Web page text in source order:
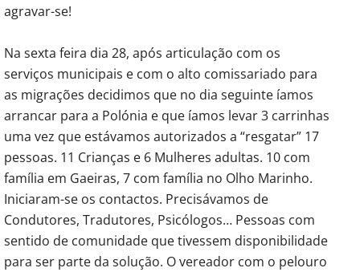
agravar-se!
Na sexta feira dia 28, após articulação com os
serviços municipais e com o alto comissariado para
as migrações decidimos que no dia seguinte íamos
arrancar para a Polónia e que íamos levar 3 carrinhas
uma vez que estávamos autorizados a “resgatar” 17
pessoas. 11 Crianças e 6 Mulheres adultas. 10 com
família em Gaeiras, 7 com família no Olho Marinho.
Iniciaram-se os contactos. Precisávamos de
Condutores, Tradutores, Psicólogos… Pessoas com
sentido de comunidade que tivessem disponibilidade
para ser parte da solução. O vereador com o pelouro